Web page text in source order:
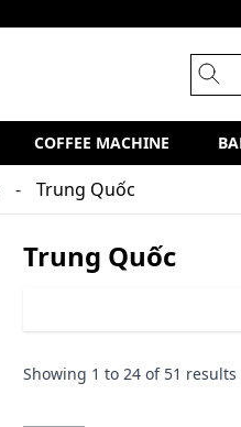
COFFEE MACHINE
Trung Quốc
Trung Quốc
Showing 1 to 24 of 51 results